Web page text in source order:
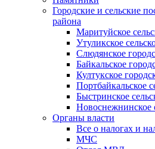
Городские и сельские
района
Маритуйское
Утуликское
Слюдянское
Байкальское
Култукское
Портбайкальское
Быстринское
Новоснежнинское
Органы власти
Все о налогах и
МЧС